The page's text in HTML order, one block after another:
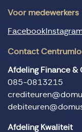
Voor medewerkers
Facebook
Contact
Afdeling Finance &
085-0813215
Afdeling Kwaliteit